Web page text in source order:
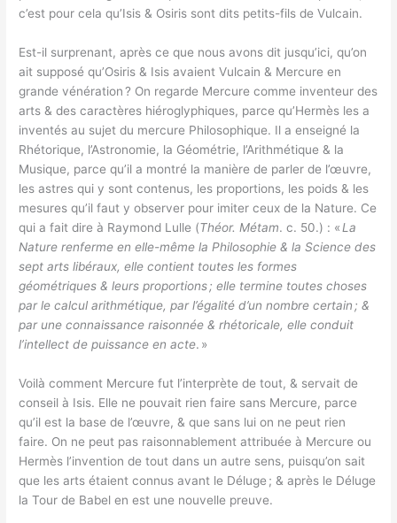
c’est pour cela qu’Isis & Osiris sont dits petits-fils de Vulcain.
Est-il surprenant, après ce que nous avons dit jusqu’ici, qu’on
ait supposé qu’Osiris & Isis avaient Vulcain & Mercure en
grande vénération ? On regarde Mercure comme inventeur des
arts & des caractères hiéroglyphiques, parce qu’Hermès les a
inventés au sujet du mercure Philosophique. Il a enseigné la
Rhétorique, l’Astronomie, la Géométrie, l’Arithmétique & la
Musique, parce qu’il a montré la manière de parler de l’œuvre,
les astres qui y sont contenus, les proportions, les poids & les
mesures qu’il faut y observer pour imiter ceux de la Nature. Ce
qui a fait dire à Raymond Lulle (Théor. Métam. c. 50.) : «La
Nature renferme en elle-même la Philosophie & la Science des
sept arts libéraux, elle contient toutes les formes
géométriques & leurs proportions ; elle termine toutes choses
par le calcul arithmétique, par l’égalité d’un nombre certain ; &
par une connaissance raisonnée & rhétoricale, elle conduit
l’intellect de puissance en acte. »
Voilà comment Mercure fut l’interprète de tout, & servait de
conseil à Isis. Elle ne pouvait rien faire sans Mercure, parce
qu’il est la base de l’œuvre, & que sans lui on ne peut rien
faire. On ne peut pas raisonnablement attribuée à Mercure ou
Hermès l’invention de tout dans un autre sens, puisqu’on sait
que les arts étaient connus avant le Déluge ; & après le Déluge
la Tour de Babel en est une nouvelle preuve.